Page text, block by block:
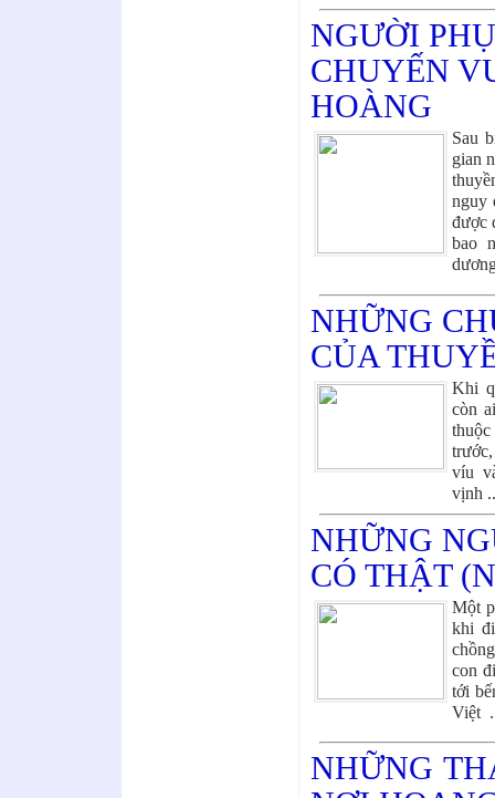
NGƯỜI
CHUYẾN
HOÀNG
Sau
gian
nguy
được
bao
NHỮNG
CỦA
Khi
còn
víu
vịnh
NHỮNG
CÓ THẬT
Một
khi
con
tới
Việt
NHỮNG